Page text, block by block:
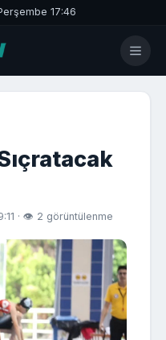
17:46
· 👁 2 görüntülenme